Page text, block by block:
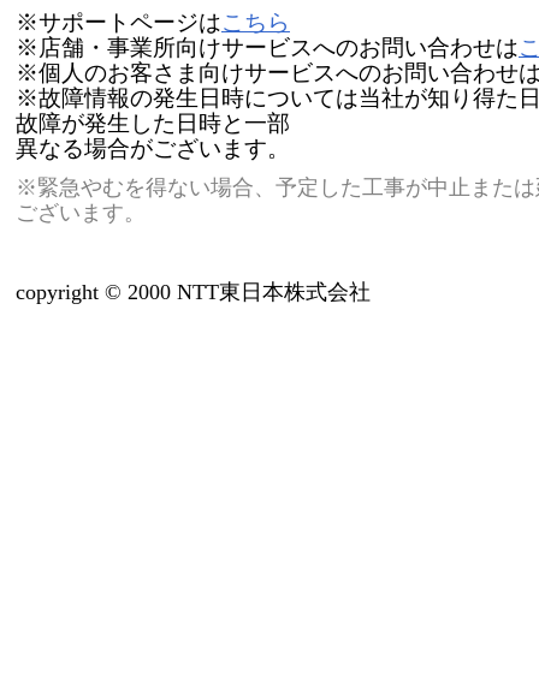
※サポートページはこちら
※店舗・事業所向けサービスへのお問い合わせは
※個人のお客さま向けサービスへのお問い合わせ
※故障情報の発生日時については当社が知り得た
故障が発生した日時と一部
異なる場合がございます。
※緊急やむを得ない場合、予定した工事が中止また
ございます。
copyright © 2000 NTT東日本株式会社